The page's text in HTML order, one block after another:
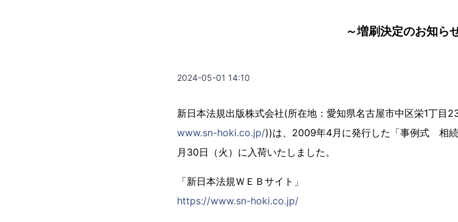
～増刷決定のお知ら
2024-05-01 14:10
新日本法規出版株式会社(所在地：愛知県名古屋市中区栄1丁目
www.sn-hoki.co.jp/))は、2009年4月に発行した「事例式 相
月30日（火）に入荷いたしました。
「新日本法規ＷＥＢサイト」
https://www.sn-hoki.co.jp/